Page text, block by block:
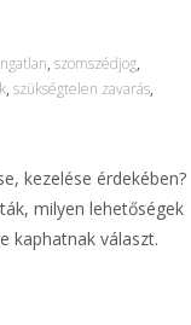
, szomszédjog,
, szükségtelen zavarás,
kezelése érdekében?
milyen lehetőségek
kaphatnak választ.